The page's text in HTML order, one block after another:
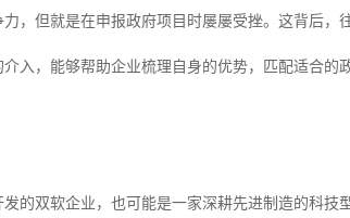
，但就是在申报政府项目时屡屡受挫。这背后，
入，能够帮助企业梳理自身的优势，匹配适合的
的双软企业，也可能是一家深耕先进制造的科技